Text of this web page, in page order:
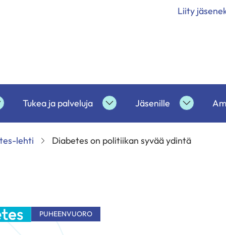
Liity
Tukea ja palveluja
Tukea
ja
alasivut
Jäsenille
Jäsenille
alasivut
lehti Diabetes on politiikan syvää ydintä
PUHEENVUORO